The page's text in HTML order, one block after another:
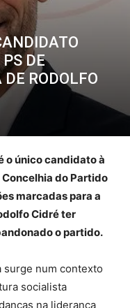
DE
RODOLFO
o único candidato à
do Partido
marcadas para a
Cidré ter
o partido.
surge num contexto
socialista
na liderança